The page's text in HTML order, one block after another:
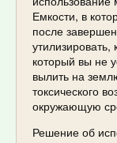
Емкости, в
после
утилизировать,
который вы не
вылить на
токсического
окружающую
Решение об